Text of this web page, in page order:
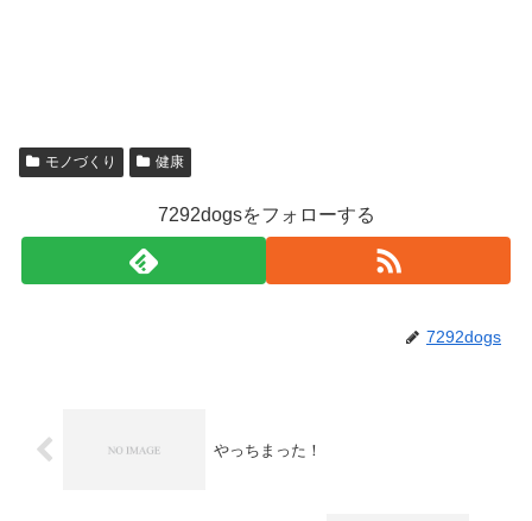
モノづくり 健康
7292dogsをフォローする
7292dogs
やっちまった！